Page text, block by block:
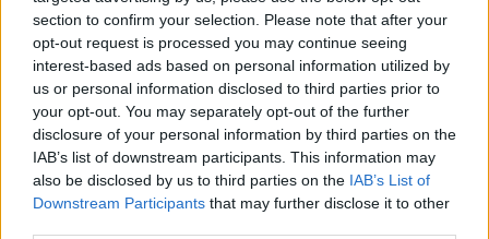
section to confirm your selection. Please note that after your
opt-out request is processed you may continue seeing
interest-based ads based on personal information utilized by
us or personal information disclosed to third parties prior to
your opt-out. You may separately opt-out of the further
disclosure of your personal information by third parties on the
IAB’s list of downstream participants. This information may
also be disclosed by us to third parties on the IAB’s List of
Downstream Participants that may further disclose it to other
πληρούν τα κριτήρια για το ειδικό καθεστώς
«επενδυτικού χρυσού» και απαλλάσσονται από τον
ΦΠΑ για το έτος 2025.
Δείτε αναλυτικά τον κατάλογο με τα νομίσματα
που απαλλάσσονται από ΦΠΑ